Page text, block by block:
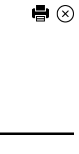
このペ